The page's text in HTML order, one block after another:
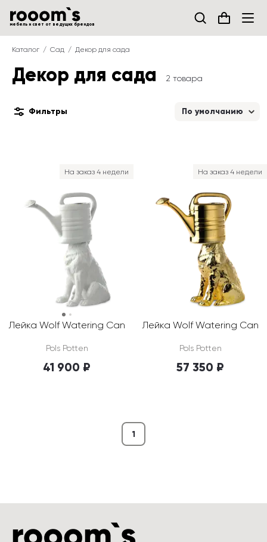
мебель и свет от ведущих брендов
Каталог Сад Декор для сада
Декор для сада 2 товара
Фильтры По умолчанию
Лейка Wolf Watering Can
Pols Potten
41 900 ₽
На заказ 4 недели
Лейка Wolf Watering Can
Pols Potten
57 350 ₽
На заказ 4 недели
1